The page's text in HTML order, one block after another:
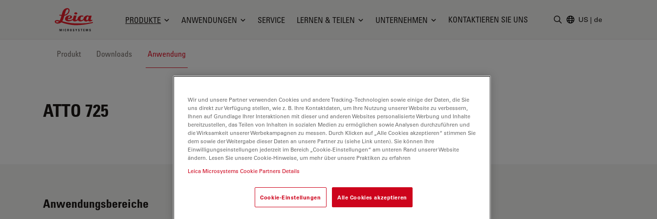
Leica Microsystems Logo
PRODUKTE ANWENDUNGEN SERVICE LERNEN & TEILEN UNTERNEHMEN KONTAKTIEREN SIE UNS US | de
Produkt Downloads Anwendung
ATTO 725
Anwendungsbereiche
Wir und unsere Partner verwenden Cookies und andere Tracking-Technologien sowie einige der Daten, die Sie
uns direkt zur Verfügung stellen, wie z. B. Ihre Kontaktdaten, um Ihre Nutzung unserer Website zu verbessern,
Ihnen auf Grundlage Ihrer Interaktionen mit dieser und anderen Websites personalisierte Werbung und Inhalte
bereitzustellen, das Teilen von Inhalten in sozialen Medien zu ermöglichen sowie Analysen durchzuführen und
die Wirksamkeit unserer Werbekampagnen zu messen. Durch Klicken auf „Alle Cookies akzeptieren“ stimmen Sie
dem sowie der Weitergabe dieser Daten an unsere Partner zu (siehe Link unten). Sie können Ihre
Einwilligungseinstellungen jederzeit im Bereich „Cookie-Einstellungen“ am unteren Rand unserer Website
ändern. Lesen Sie unsere Cookie-Hinweise, um mehr über unsere Praktiken zu erfahren
Leica Microsystems Cookie Partners Details
Cookie-Einstellungen Alle Cookies akzeptieren